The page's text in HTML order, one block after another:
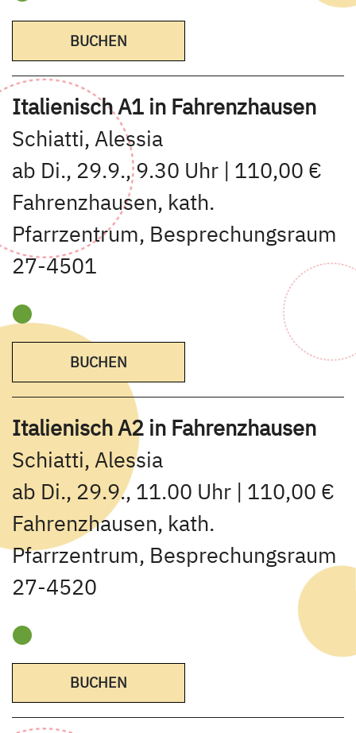
BUCHEN
Italienisch A1 in Fahrenzhausen
Schiatti, Alessia
ab Di., 29.9., 9.30 Uhr | 110,00 €
Fahrenzhausen, kath.
Pfarrzentrum, Besprechungsraum
27-4501
BUCHEN
Italienisch A2 in Fahrenzhausen
Schiatti, Alessia
ab Di., 29.9., 11.00 Uhr | 110,00 €
Fahrenzhausen, kath.
Pfarrzentrum, Besprechungsraum
27-4520
BUCHEN